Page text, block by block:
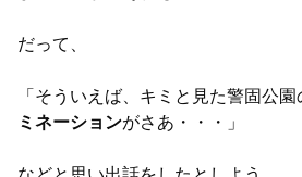
だって、
「そういえば、キミと見た警固公
ミネーションがさあ・・・」